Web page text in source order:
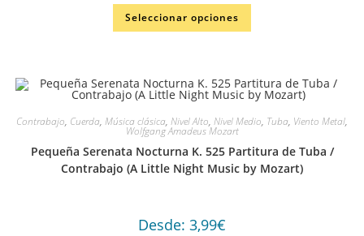
Seleccionar opciones
Contrabajo, Cuerda, Música clásica, Nivel Alto, Nivel Medio, Tuba, Viento Metal,
Wolfgang Amadeus Mozart
Pequeña Serenata Nocturna K. 525 Partitura de Tuba /
Contrabajo (A Little Night Music by Mozart)
Desde: 3,99€